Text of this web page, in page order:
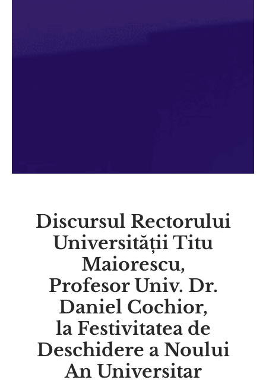
Discursul Rectorului
Universității Titu
Maiorescu,
Profesor Univ. Dr.
Daniel Cochior,
la Festivitatea de
Deschidere a Noului
An Universitar